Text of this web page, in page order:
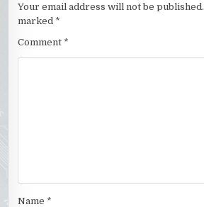
Your email address will not be published.
marked *
Comment *
Name *